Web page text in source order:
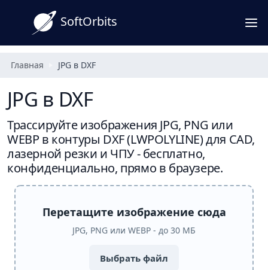
SoftOrbits
Главная JPG в DXF
JPG в DXF
Трассируйте изображения JPG, PNG или
WEBP в контуры DXF (LWPOLYLINE) для CAD,
лазерной резки и ЧПУ - бесплатно,
конфиденциально, прямо в браузере.
Перетащите изображение сюда
JPG, PNG или WEBP - до 30 МБ
Выбрать файл